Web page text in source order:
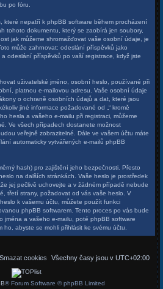
po fóru.
které nepatří k phpBB software během procházení
tohoto dokumentu, který se zaobírá jen soubory,
jak můžeme shromažďovat vaše osobní údaje, je
může zahrnovat: odeslání příspěvků jako
a odeslání příspěvků po vaší registrace, když jste
uživatelské jméno, osobní heslo, používané při
platnou e-mailovou adresu. Vaše osobní údaje
o ochraně osobních údajů a dat, které jsou
jiné informace požadované od „“ kromě
hesla a vašeho e-mailu při registraci, můžeme
Ve všech případech dostanete možnost
veřejně zobrazitelné. Dále ve vašem účtu máte
automaticky vytvářených e-mailů phpBB
hash) pro zajištění jeho bezpečnosti. Přesto
na dalších stránkách. Vaše heslo je prostředek
jej pečlivě uchovejte a v žádném případě nebude
třetí strany, požadovat od vás vaše heslo. V
k vašemu účtu, můžete použít funkci
phpBB softwarem. Tento proces po vás bude
jména a vašeho e-mailu, poté phpBB software
abyste se mohli přihlásit ke svému účtu.
Všechny časy jsou v UTC+02:00
Smazat cookies
® Forum Software © phpBB Limited